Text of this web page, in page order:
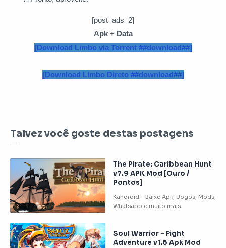
[post_ads_2]
Apk + Data
[Download Limbo via Torrent ##download##]
[Download Limbo Direto ##download##]
Talvez você goste destas postagens
The Pirate: Caribbean Hunt
v7.9 APK Mod [Ouro /
Pontos]
Soul Warrior – Fight
Adventure v1.6 Apk Mod